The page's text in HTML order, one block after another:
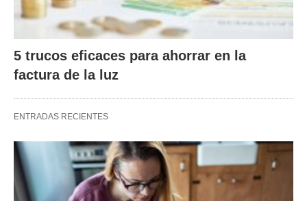
5 trucos eficaces para ahorrar en la
factura de la luz
ENTRADAS RECIENTES